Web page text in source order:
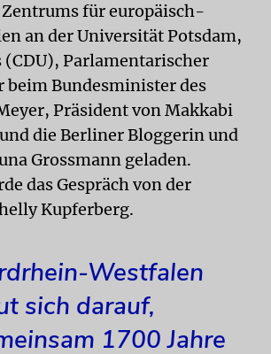
für europäisch-
an der Universität Potsdam,
Parlamentarischer
beim Bundesminister des
Präsident von Makkabi
die Berliner Bloggerin und
Grossmann geladen.
das Gespräch von der
Kupferberg.
Westfalen
sich darauf,
1700 Jahre